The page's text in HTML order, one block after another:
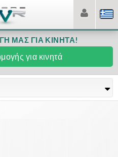
ΜΑΣ ΓΙΑ ΚΙΝΗΤΆ!
για κινητά